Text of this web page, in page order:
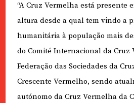
“A Cruz Vermelha está presente
altura desde a qual tem vindo a
humanitária à população mais
do Comité Internacional da Cruz
Federação das Sociedades da
Crescente Vermelho, sendo
autónomo da Cruz Vermelha da